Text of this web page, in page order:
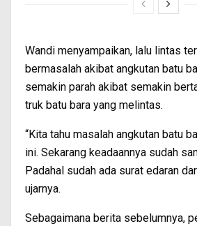
Wandi menyampaikan, lalu lintas
bermasalah akibat angkutan batu
semakin parah akibat semakin
truk batu bara yang melintas.
“Kita tahu masalah angkutan batu
ini. Sekarang keadaannya sudah
Padahal sudah ada surat edaran
ujarnya.
Sebagaimana berita sebelumnya,